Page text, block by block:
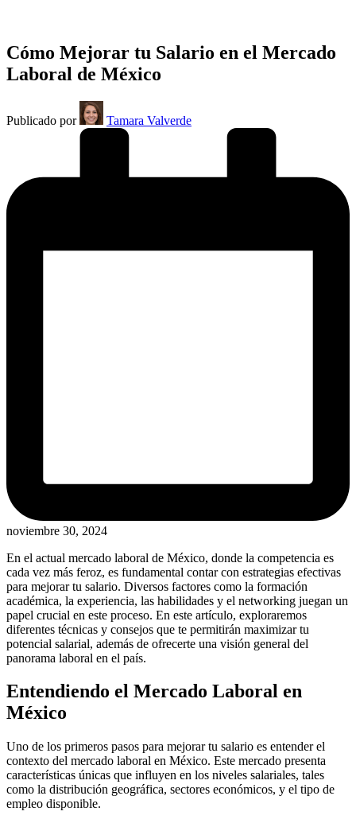
Cómo Mejorar tu Salario en el Mercado
Laboral de México
Publicado por Tamara Valverde
noviembre 30, 2024
En el actual mercado laboral de México, donde la competencia es
cada vez más feroz, es fundamental contar con estrategias efectivas
para mejorar tu salario. Diversos factores como la formación
académica, la experiencia, las habilidades y el networking juegan un
papel crucial en este proceso. En este artículo, exploraremos
diferentes técnicas y consejos que te permitirán maximizar tu
potencial salarial, además de ofrecerte una visión general del
panorama laboral en el país.
Entendiendo el Mercado Laboral en
México
Uno de los primeros pasos para mejorar tu salario es entender el
contexto del mercado laboral en México. Este mercado presenta
características únicas que influyen en los niveles salariales, tales
como la distribución geográfica, sectores económicos, y el tipo de
empleo disponible.